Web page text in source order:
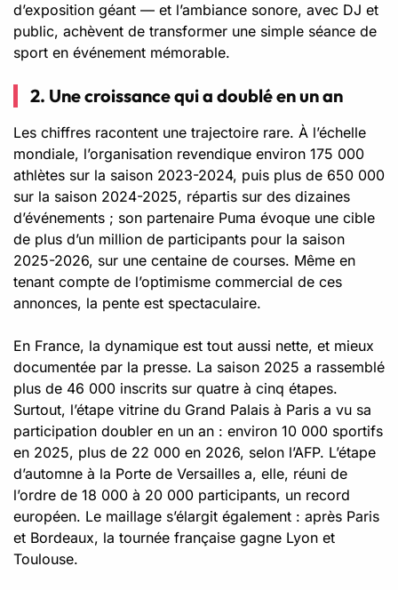
d’exposition géant — et l’ambiance sonore, avec DJ et
public, achèvent de transformer une simple séance de
sport en événement mémorable.
2. Une croissance qui a doublé en un an
Les chiffres racontent une trajectoire rare. À l’échelle
mondiale, l’organisation revendique environ 175 000
athlètes sur la saison 2023-2024, puis plus de 650 000
sur la saison 2024-2025, répartis sur des dizaines
d’événements ; son partenaire Puma évoque une cible
de plus d’un million de participants pour la saison
2025-2026, sur une centaine de courses. Même en
tenant compte de l’optimisme commercial de ces
annonces, la pente est spectaculaire.
En France, la dynamique est tout aussi nette, et mieux
documentée par la presse. La saison 2025 a rassemblé
plus de 46 000 inscrits sur quatre à cinq étapes.
Surtout, l’étape vitrine du Grand Palais à Paris a vu sa
participation doubler en un an : environ 10 000 sportifs
en 2025, plus de 22 000 en 2026, selon l’AFP. L’étape
d’automne à la Porte de Versailles a, elle, réuni de
l’ordre de 18 000 à 20 000 participants, un record
européen. Le maillage s’élargit également : après Paris
et Bordeaux, la tournée française gagne Lyon et
Toulouse.